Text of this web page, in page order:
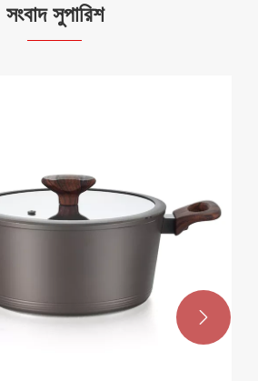
সংবাদ সুপারিশ
